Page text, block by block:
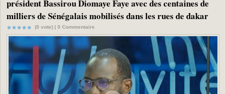
président Bassirou Diomaye Faye avec des centaines de
milliers de Sénégalais mobilisés dans les rues de dakar
(0 vote) | 0 Commentaire